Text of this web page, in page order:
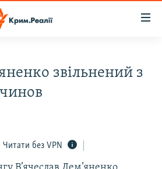
звільнений з
Читати без VPN